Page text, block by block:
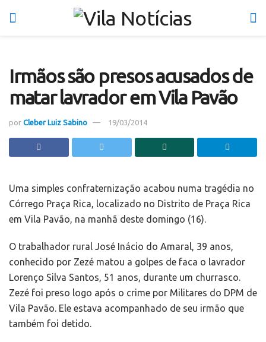
Irmãos são presos acusados de
matar lavrador em Vila Pavão
por Cleber Luiz Sabino 19/03/2014
Uma simples confraternização acabou numa tragédia no
Córrego Praça Rica, localizado no Distrito de Praça Rica
em Vila Pavão, na manhã deste domingo (16).
O trabalhador rural José Inácio do Amaral, 39 anos,
conhecido por Zezé matou a golpes de faca o lavrador
Lorenço Silva Santos, 51 anos, durante um churrasco.
Zezé foi preso logo após o crime por Militares do DPM de
Vila Pavão. Ele estava acompanhado de seu irmão que
também foi detido.